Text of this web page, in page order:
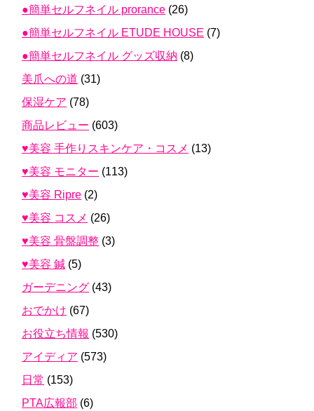
●簡単セルフネイル prorance (26)
●簡単セルフネイル ETUDE HOUSE (7)
●簡単セルフネイル グッズ収納 (8)
美爪への道 (31)
保湿ケア (78)
商品レビュー (603)
♥美容 手作りスキンケア・コスメ (13)
♥美容 モニター (113)
♥美容 Ripre (2)
♥美容 コスメ (26)
♥美容 骨盤調整 (3)
♥美容 鍼 (5)
ガーデニング (43)
おでかけ (67)
お役立ち情報 (530)
アイディア (573)
日常 (153)
PTA広報部 (6)